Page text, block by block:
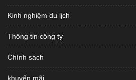
Kinh nghiệm du lịch
Thông tin công ty
Chính sách
khuyến mãi